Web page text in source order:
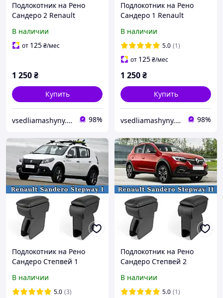
Подлокотник на Рено
Сандеро 2 Renault
В наличии
от 125₴/мес
1 250₴
Купить
vsedliamashyny.in.ua 98%
Подлокотник на Рено
Сандеро 1 Renault
В наличии
5.0 (1)
от 125₴/мес
1 250₴
Купить
vsedliamashyny.in.ua 98%
Подлокотник на Рено
Сандеро Степвей 1
1
В наличии
5.0 (3)
Подлокотник на Рено
Сандеро Степвей 2
2
В наличии
5.0 (1)